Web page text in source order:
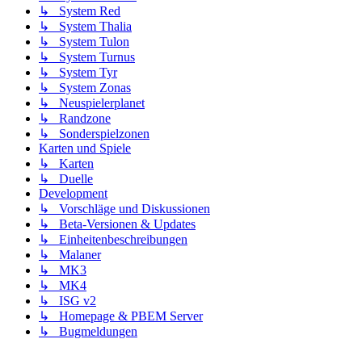
↳ System Red
↳ System Thalia
↳ System Tulon
↳ System Turnus
↳ System Tyr
↳ System Zonas
↳ Neuspielerplanet
↳ Randzone
↳ Sonderspielzonen
Karten und Spiele
↳ Karten
↳ Duelle
Development
↳ Vorschläge und Diskussionen
↳ Beta-Versionen & Updates
↳ Einheitenbeschreibungen
↳ Malaner
↳ MK3
↳ MK4
↳ ISG v2
↳ Homepage & PBEM Server
↳ Bugmeldungen